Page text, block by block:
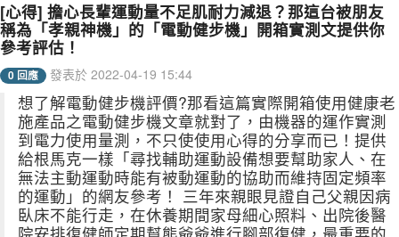
[心得] 擔心長輩運動量不足肌耐力減退？那這台被朋友
稱為「孝親神機」的「電動健步機」開箱實測文提供你
參考評估！
0 回應 發表於 2022-04-19 15:44
想了解電動健步機評價?那看這篇實際開箱使用健康老
施產品之電動健步機文章就對了，由機器的運作實測
到電力使用量測，不只使使用心得的分享而已！提供
給根馬克一樣「尋找輔助運動設備想要幫助家人、在
無法主動運動時能有被動運動的協助而維持固定頻率
的運動」的網友參考！ 三年來親眼見證自己父親因病
臥床不能行走，在休養期間家母細心照料、出院後醫